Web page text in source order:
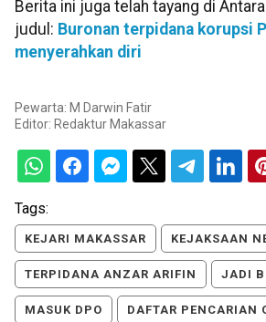
Berita ini juga telah tayang di
judul: Buronan terpidana korupsi
menyerahkan diri
Pewarta: M Darwin Fatir
Editor: Redaktur Makassar
Tags:
KEJARI MAKASSAR KEJAKSAAN
TERPIDANA ANZAR ARIFIN JADI
MASUK DPO DAFTAR PENCARIAN